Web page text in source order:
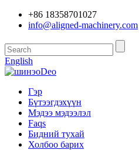
+86 18358701027
info@aligned-machinery.com
English
Гэр
Бүтээгдэхүүн
Мэдээ мэдээлэл
Faqs
Бидний тухай
Холбоо барих